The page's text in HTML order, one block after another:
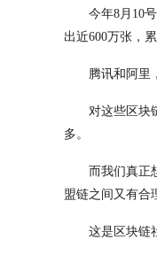
今年8月10
出近600万张，
腾讯和阿里
对这些区块
多。
而我们真正
盟链之间又有合
这是区块链